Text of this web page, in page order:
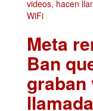
Meta
Ban
graban